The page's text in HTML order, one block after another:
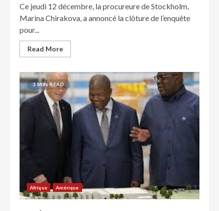
Ce jeudi 12 décembre, la procureure de Stockholm,
Marina Chirakova, a annoncé la clôture de l’enquête
pour...
Read More
3 MIN READ
Afrique Amérique